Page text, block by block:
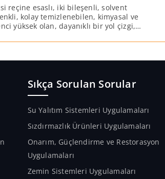
reçine esaslı, iki bileşenli, solvent
kolay temizlenebilen, kimyasal ve
yüksek olan, dayanıklı bir yol çizgi,
Sıkça Sorulan Sorular
Su Yalıtım Sistemleri Uygulamaları
Sızdırmazlık Ürünleri Uygulamaları
Onarım, Güçlendirme ve Restorasyon
Uygulamaları
Zemin Sistemleri Uygulamaları